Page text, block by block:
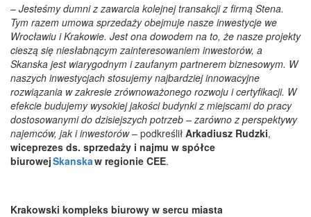
– Jesteśmy dumni z zawarcia kolejnej transakcji z firmą Stena.
Tym razem umowa sprzedaży obejmuje nasze inwestycje we
Wrocławiu i Krakowie. Jest ona dowodem na to, że nasze projekty
cieszą się niesłabnącym zainteresowaniem inwestorów, a
Skanska jest wiarygodnym i zaufanym partnerem biznesowym. W
naszych inwestycjach stosujemy najbardziej innowacyjne
rozwiązania w zakresie zrównoważonego rozwoju i certyfikacji. W
efekcie budujemy wysokiej jakości budynki z miejscami do pracy
dostosowanymi do dzisiejszych potrzeb – zarówno z perspektywy
najemców, jak i inwestorów– podkreślił Arkadiusz Rudzki,
wiceprezes ds. sprzedaży i najmu w spółce
biurowejSkanskaw regionie CEE.
Krakowski kompleks biurowy w sercu miasta